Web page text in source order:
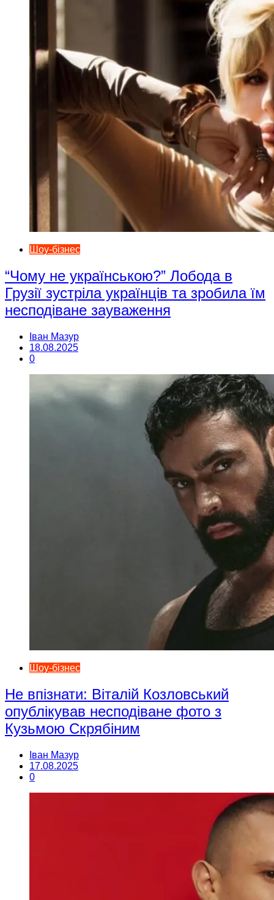
Шоу-бізнес
“Чому не українською?” Лобода в
Грузії зустріла українців та зробила їм
несподіване зауваження
Іван Мазур
18.08.2025
0
Шоу-бізнес
Не впізнати: Віталій Козловський
опублікував несподіване фото з
Кузьмою Скрябіним
Іван Мазур
17.08.2025
0